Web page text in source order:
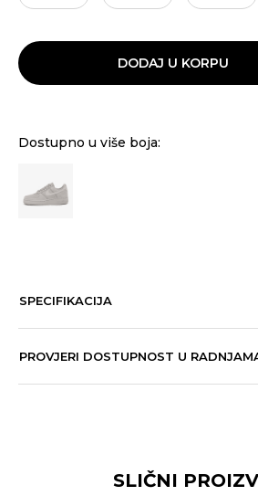
DODAJ U KORPU
Dostupno u više boja:
SPECIFIKACIJA
PROVJERI DOSTUPNOST U
SLIČNI